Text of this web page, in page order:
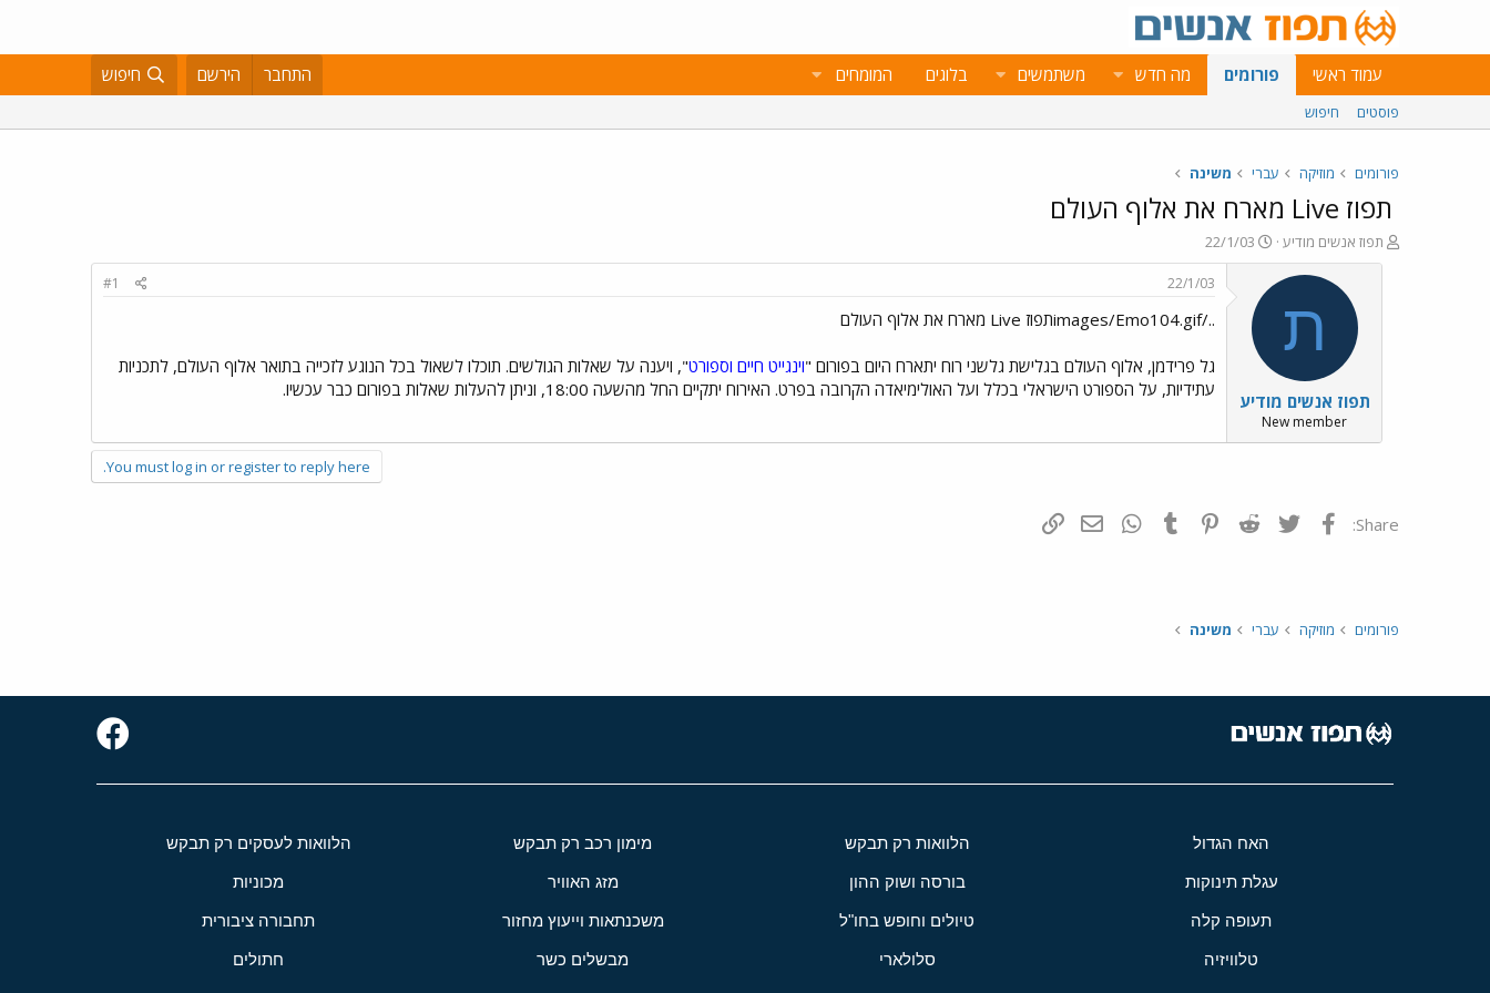
עמוד ראשי פורומים מה חדש משתמשים בלוגים המומחים התחבר הירשם חיפוש
פוסטים חיפוש
פורומים מוזיקה עברי משינה
תפוז Live מארח את אלוף העולם
פ
ו
תפוז אנשים מודיע
פ
ו
ם
ב
ר
ך
22/1/03
ת
תפוז אנשים מודיע
New member
22/1/03
#1
../images/Emo104.gifתפוז Live מארח את אלוף העולם
גל פרידמן, אלוף העולם בגלישת גלשני רוח יתארח היום בפורום "וינגייט חיים וספורט", ויענה על שאלות הגולשים. תוכלו לשאול בכל הנוגע לזכייה בתואר אלוף העולם, לתכניות
עתידיות, על הספורט הישראלי בכלל ועל האולימיאדה הקרובה בפרט. האירוח יתקיים החל מהשעה 18:00, וניתן להעלות שאלות בפורום כבר עכשיו.
You must log in or register to reply here.
Share: פייסבוק Twitter
Reddit
Pinterest
Tumblr
WhatsAppדואר אלקטרוני
פורומים מוזיקה עברי משינה
האח הגדול הלוואות רק תבקש מימון רכב רק תבקש הלוואות לעסקים רק תבקש
עגלת תינוקות בורסה ושוק ההון מזג האוויר מכוניות
תעופה קלה טיולים וחופש בחו"ל משכנתאות וייעוץ מחזור תחבורה ציבורית
טלוויזיה סלולארי מבשלים כשר חתולים